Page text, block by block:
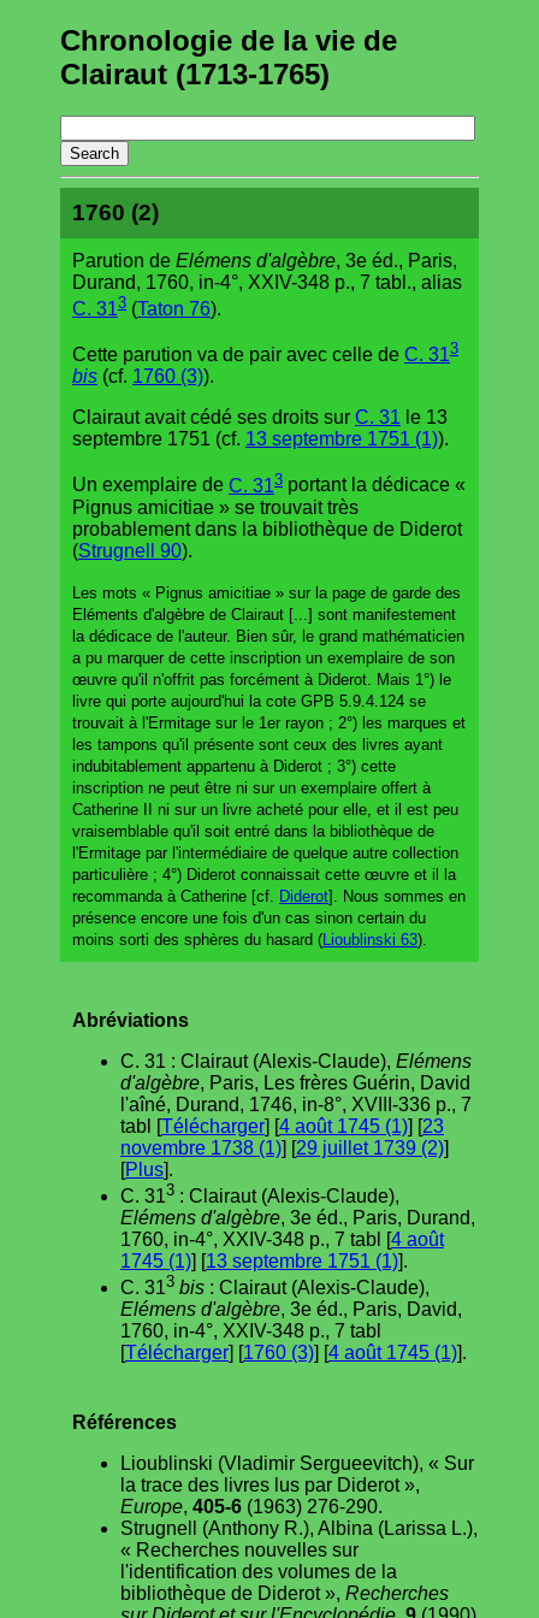
Chronologie de la vie de
Clairaut (1713-1765)
1760 (2)
Parution de Elémens d'algèbre, 3e éd., Paris,
Durand, 1760, in-4°, XXIV-348 p., 7 tabl., alias
C. 313 (Taton 76).
Cette parution va de pair avec celle de C. 313
bis (cf. 1760 (3)).
Clairaut avait cédé ses droits sur C. 31 le 13
septembre 1751 (cf. 13 septembre 1751 (1)).
Un exemplaire de C. 313 portant la dédicace «
Pignus amicitiae » se trouvait très
probablement dans la bibliothèque de Diderot
(Strugnell 90).
Les mots « Pignus amicitiae » sur la page de garde des
Eléments d'algèbre de Clairaut [...] sont manifestement
la dédicace de l'auteur. Bien sûr, le grand mathématicien
a pu marquer de cette inscription un exemplaire de son
œuvre qu'il n'offrit pas forcément à Diderot. Mais 1°) le
livre qui porte aujourd'hui la cote GPB 5.9.4.124 se
trouvait à l'Ermitage sur le 1er rayon ; 2°) les marques et
les tampons qu'il présente sont ceux des livres ayant
indubitablement appartenu à Diderot ; 3°) cette
inscription ne peut être ni sur un exemplaire offert à
Catherine II ni sur un livre acheté pour elle, et il est peu
vraisemblable qu'il soit entré dans la bibliothèque de
l'Ermitage par l'intermédiaire de quelque autre collection
particulière ; 4°) Diderot connaissait cette œuvre et il la
recommanda à Catherine [cf.
Diderot]. Nous sommes en
présence encore une fois d'un cas sinon certain du
moins sorti des sphères du hasard ( Lioublinski 63).
Abréviations
C. 31 : Clairaut (Alexis-Claude), Elémens
d'algèbre, Paris, Les frères Guérin, David
l'aîné, Durand, 1746, in-8°, XVIII-336 p., 7
tabl [Télécharger] [4 août 1745 (1)] [23
novembre 1738 (1)] [29 juillet 1739 (2)]
[Plus].
C. 313 : Clairaut (Alexis-Claude),
Elémens d'algèbre, 3e éd., Paris, Durand,
1760, in-4°, XXIV-348 p., 7 tabl [4 août
1745 (1)] [13 septembre 1751 (1)].
C. 313 bis : Clairaut (Alexis-Claude),
Elémens d'algèbre, 3e éd., Paris, David,
1760, in-4°, XXIV-348 p., 7 tabl
Télécharger 1760 (3) 4 août 1745 (1) ].
Références
Lioublinski (Vladimir Sergueevitch), « Sur
la trace des livres lus par Diderot »,
Europe, 405-6 (1963) 276-290.
Strugnell (Anthony R.), Albina (Larissa L.),
« Recherches nouvelles sur
l'identification des volumes de la
bibliothèque de Diderot », Recherches